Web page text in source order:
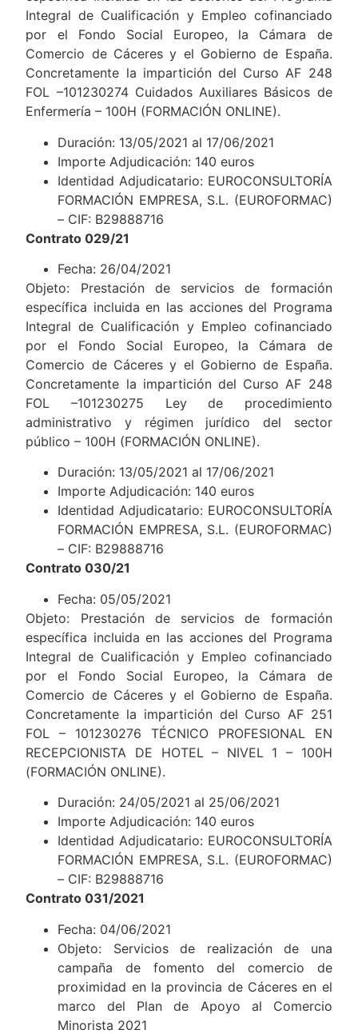
Integral de Cualificación y Empleo cofinanciado
por el Fondo Social Europeo, la Cámara de
Comercio de Cáceres y el Gobierno de España.
Concretamente la impartición del Curso AF 248
FOL –101230274 Cuidados Auxiliares Básicos de
Enfermería – 100H (FORMACIÓN ONLINE).
Duración: 13/05/2021 al 17/06/2021
Importe Adjudicación: 140 euros
Identidad Adjudicatario: EUROCONSULTORÍA
FORMACIÓN EMPRESA, S.L. (EUROFORMAC)
– CIF: B29888716
Contrato 029/21
Fecha: 26/04/2021
Objeto: Prestación de servicios de formación
específica incluida en las acciones del Programa
Integral de Cualificación y Empleo cofinanciado
por el Fondo Social Europeo, la Cámara de
Comercio de Cáceres y el Gobierno de España.
Concretamente la impartición del Curso AF 248
FOL –101230275 Ley de procedimiento
administrativo y régimen jurídico del sector
público – 100H (FORMACIÓN ONLINE).
Duración: 13/05/2021 al 17/06/2021
Importe Adjudicación: 140 euros
Identidad Adjudicatario: EUROCONSULTORÍA
FORMACIÓN EMPRESA, S.L. (EUROFORMAC)
– CIF: B29888716
Contrato 030/21
Fecha: 05/05/2021
Objeto: Prestación de servicios de formación
específica incluida en las acciones del Programa
Integral de Cualificación y Empleo cofinanciado
por el Fondo Social Europeo, la Cámara de
Comercio de Cáceres y el Gobierno de España.
Concretamente la impartición del Curso AF 251
FOL – 101230276 TÉCNICO PROFESIONAL EN
RECEPCIONISTA DE HOTEL – NIVEL 1 – 100H
(FORMACIÓN ONLINE).
Duración: 24/05/2021 al 25/06/2021
Importe Adjudicación: 140 euros
Identidad Adjudicatario: EUROCONSULTORÍA
FORMACIÓN EMPRESA, S.L. (EUROFORMAC)
– CIF: B29888716
Contrato 031/2021
Fecha: 04/06/2021
Objeto: Servicios de realización de una
campaña de fomento del comercio de
proximidad en la provincia de Cáceres en el
marco del Plan de Apoyo al Comercio
Minorista 2021